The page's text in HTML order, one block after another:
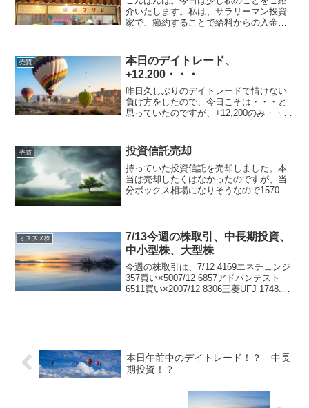
介いたします。私は、サラリーマン投資
家で、節約することで給料からの入金力
リーマン生活からの卒業を目標に、日々
切磋琢磨しています。ブ...
売買
本日のデイトレード、
+12,200・・・
昨日久しぶりのデイトレードで情けない
負け方をしたので、今日こそは・・・と
思っていたのですが、+12,200のみ・・・
アドバンテストで少しだけデイトレード
行いました...
売買 投資信託売却
持っていた投資信託を売却しました。本
当は売却したくはなかったのですが、当
分ボックス相場になりそうなので1570
オススメ株
7/13今週の株取引、中長期投資、
中小型株、大型株
今週の株取引は、7/12 4169エネチェンジ
357買い×5007/12 6857アドバンテスト
6511買い×2007/12 8306三菱UFJ 1748.5
本日午前中のデイトレード！？ 中長
期投資！？